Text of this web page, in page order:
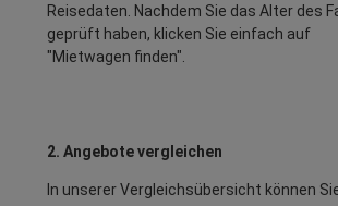
Reisedaten. Nachdem Sie das Alter des
geprüft haben, klicken Sie einfach auf
"Mietwagen finden".
2. Angebote vergleichen
In unserer Vergleichsübersicht können